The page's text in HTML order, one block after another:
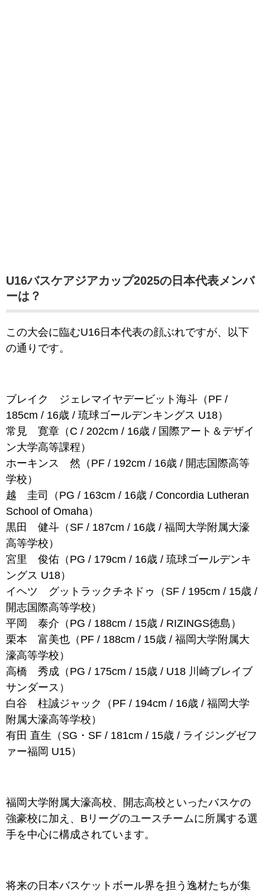
U16バスケアジアカップ2025の日本代表メンバ
ーは？
この大会に臨むU16日本代表の顔ぶれですが、以下
の通りです。
ブレイク ジェレマイヤデービット海斗（PF /
185cm / 16歳 / 琉球ゴールデンキングス U18）
常見 寛章（C / 202cm / 16歳 / 国際アート＆デザイ
ン大学高等課程）
ホーキンス 然（PF / 192cm / 16歳 / 開志国際高等
学校）
越 圭司（PG / 163cm / 16歳 / Concordia Lutheran
School of Omaha）
黒田 健斗（SF / 187cm / 16歳 / 福岡大学附属大濠
高等学校）
宮里 俊佑（PG / 179cm / 16歳 / 琉球ゴールデンキ
ングス U18）
イヘツ グットラックチネドゥ（SF / 195cm / 15歳 /
開志国際高等学校）
平岡 泰介（PG / 188cm / 15歳 / RIZINGS徳島）
栗本 富美也（PF / 188cm / 15歳 / 福岡大学附属大
濠高等学校）
高橋 秀成（PG / 175cm / 15歳 / U18 川崎ブレイブ
サンダース）
白谷 柱誠ジャック（PF / 194cm / 16歳 / 福岡大学
附属大濠高等学校）
有田 直生（SG・SF / 181cm / 15歳 / ライジングゼフ
ァー福岡 U15）
福岡大学附属大濠高校、開志高校といったバスケの
強豪校に加え、Bリーグのユースチームに所属する選
手を中心に構成されています。
将来の日本バスケットボール界を担う逸材たちが集